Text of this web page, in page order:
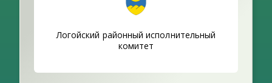
Логойский районный исполнительный
комитет